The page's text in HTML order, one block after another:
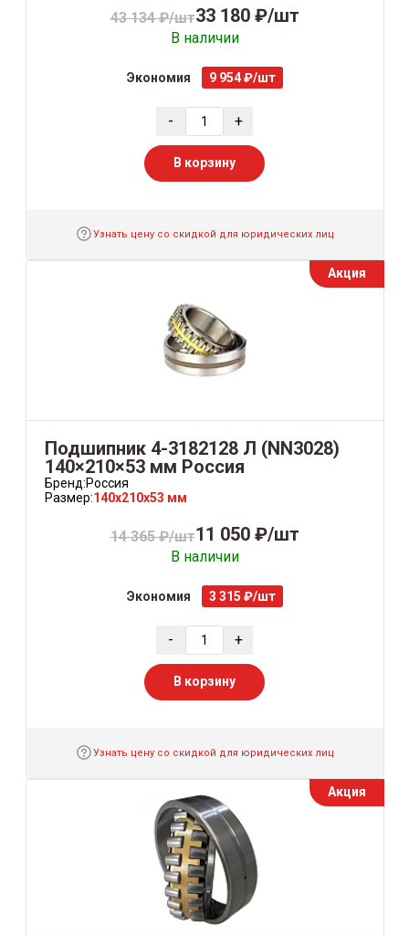
43 134 ₽/шт33 180 ₽/шт
В наличии
Экономия 9 954 ₽/шт
- +
В корзину
Узнать цену со скидкой для юридических лиц
Акция
Подшипник 4-3182128 Л (NN3028)
140×210×53 мм Россия
Бренд:Россия
Размер:140x210x53 мм
14 365 ₽/шт11 050 ₽/шт
В наличии
Экономия 3 315 ₽/шт
- +
В корзину
Узнать цену со скидкой для юридических лиц
Акция